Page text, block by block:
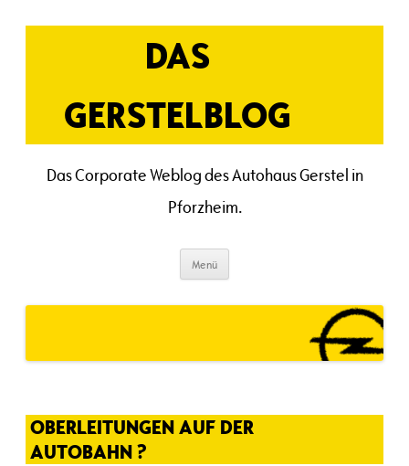
Inhalt
DAS
GERSTELBLOG
Das Corporate Weblog des Autohaus Gerstel in
Pforzheim.
Menü
OBERLEITUNGEN AUF DER
AUTOBAHN ?